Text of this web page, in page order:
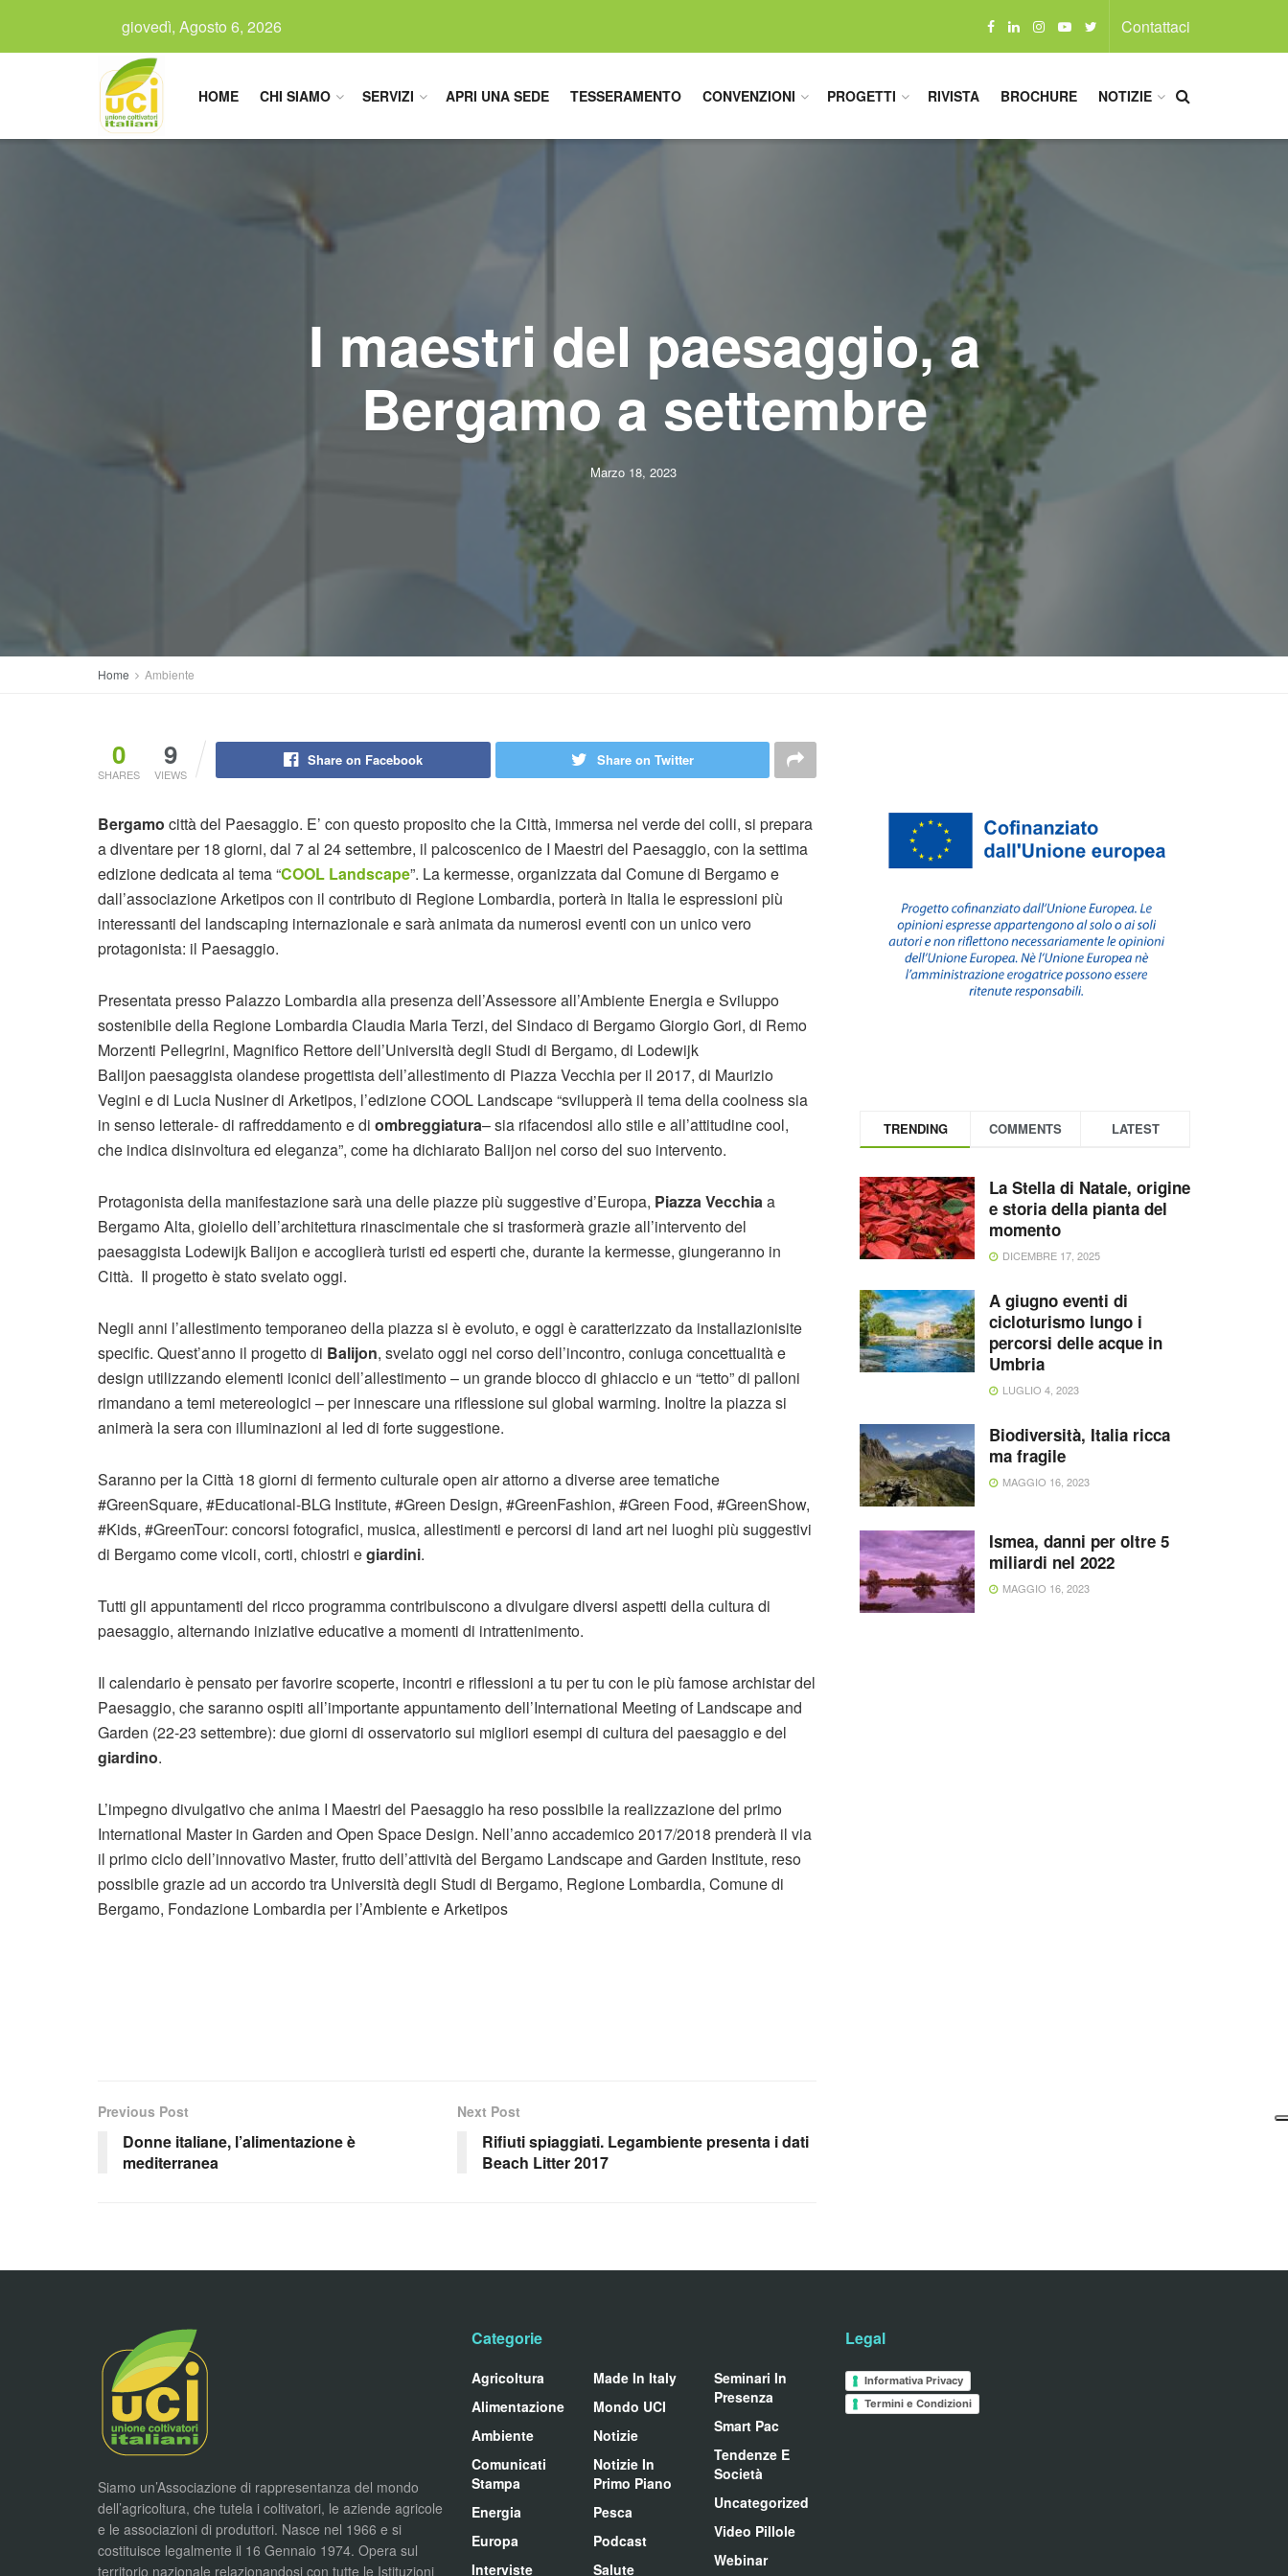
giovedì, Agosto 6, 2026 Contattaci
HOME CHI SIAMO SERVIZI APRI UNA SEDE TESSERAMENTO CONVENZIONI PROGETTI RIVISTA BROCHURE NOTIZIE
I maestri del paesaggio, a
Bergamo a settembre
Marzo 18, 2023
Home Ambiente
0
SHARES
9
VIEWS
Share on Facebook Share on Twitter
Bergamo città del Paesaggio. E’ con questo proposito che la Città, immersa nel verde dei colli, si prepara
a diventare per 18 giorni, dal 7 al 24 settembre, il palcoscenico de I Maestri del Paesaggio, con la settima
edizione dedicata al tema “COOL Landscape”. La kermesse, organizzata dal Comune di Bergamo e
dall’associazione Arketipos con il contributo di Regione Lombardia, porterà in Italia le espressioni più
interessanti del landscaping internazionale e sarà animata da numerosi eventi con un unico vero
protagonista: il Paesaggio.
Presentata presso Palazzo Lombardia alla presenza dell’Assessore all’Ambiente Energia e Sviluppo
sostenibile della Regione Lombardia Claudia Maria Terzi, del Sindaco di Bergamo Giorgio Gori, di Remo
Morzenti Pellegrini, Magnifico Rettore dell’Università degli Studi di Bergamo, di Lodewijk
Balijon paesaggista olandese progettista dell’allestimento di Piazza Vecchia per il 2017, di Maurizio
Vegini e di Lucia Nusiner di Arketipos, l’edizione COOL Landscape “svilupperà il tema della coolness sia
in senso letterale- di raffreddamento e di ombreggiatura– sia rifacendosi allo stile e all’attitudine cool,
che indica disinvoltura ed eleganza”, come ha dichiarato Balijon nel corso del suo intervento.
Protagonista della manifestazione sarà una delle piazze più suggestive d’Europa, Piazza Vecchiaa
Bergamo Alta, gioiello dell’architettura rinascimentale che si trasformerà grazie all’intervento del
paesaggista Lodewijk Balijon e accoglierà turisti ed esperti che, durante la kermesse, giungeranno in
Città. Il progetto è stato svelato oggi.
Negli anni l’allestimento temporaneo della piazza si è evoluto, e oggi è caratterizzato da installazionisite
specific. Quest’anno il progetto di Balijon, svelato oggi nel corso dell’incontro, coniuga concettualità e
design utilizzando elementi iconici dell’allestimento – un grande blocco di ghiaccio e un “tetto” di palloni
rimandano a temi metereologici – per innescare una riflessione sul global warming. Inoltre la piazza si
animerà la sera con illuminazioni al led di forte suggestione.
Saranno per la Città 18 giorni di fermento culturale open air attorno a diverse aree tematiche
#GreenSquare, #Educational-BLG Institute, #Green Design, #GreenFashion, #Green Food, #GreenShow,
#Kids, #GreenTour: concorsi fotografici, musica, allestimenti e percorsi di land art nei luoghi più suggestivi
di Bergamo come vicoli, corti, chiostri egiardini.
Tutti gli appuntamenti del ricco programma contribuiscono a divulgare diversi aspetti della cultura di
paesaggio, alternando iniziative educative a momenti di intrattenimento.
Il calendario è pensato per favorire scoperte, incontri e riflessioni a tu per tu con le più famose archistar del
Paesaggio, che saranno ospiti all’importante appuntamento dell’International Meeting of Landscape and
Garden (22-23 settembre): due giorni di osservatorio sui migliori esempi di cultura del paesaggio e del
giardino.
L’impegno divulgativo che anima I Maestri del Paesaggio ha reso possibile la realizzazione del primo
International Master in Garden and Open Space Design. Nell’anno accademico 2017/2018 prenderà il via
il primo ciclo dell’innovativo Master, frutto dell’attività del Bergamo Landscape and Garden Institute, reso
possibile grazie ad un accordo tra Università degli Studi di Bergamo, Regione Lombardia, Comune di
Bergamo, Fondazione Lombardia per l’Ambiente e Arketipos
Previous Post
Donne italiane, l’alimentazione è
mediterranea
Next Post
Rifiuti spiaggiati. Legambiente presenta i dati
Beach Litter 2017
TRENDING COMMENTS LATEST
La Stella di Natale, origine
e storia della pianta del
momento
DICEMBRE 17, 2025
A giugno eventi di
cicloturismo lungo i
percorsi delle acque in
Umbria
LUGLIO 4, 2023
Biodiversità, Italia ricca
ma fragile
MAGGIO 16, 2023
Ismea, danni per oltre 5
miliardi nel 2022
MAGGIO 16, 2023
Siamo un’Associazione di rappresentanza del mondo
dell’agricoltura, che tutela i coltivatori, le aziende agricole
e le associazioni di produttori. Nasce nel 1966 e si
costituisce legalmente il 16 Gennaio 1974. Opera sul
territorio nazionale relazionandosi con tutte le Istituzioni
Categorie
Agricoltura
Alimentazione
Ambiente
Comunicati
Stampa
Energia
Europa
Interviste
Made In Italy
Mondo UCI
Notizie
Notizie In
Primo Piano
Pesca
Podcast
Salute
Seminari In
Presenza
Smart Pac
Tendenze E
Società
Uncategorized
Video Pillole
Webinar
Legal
Informativa Privacy
Termini e Condizioni